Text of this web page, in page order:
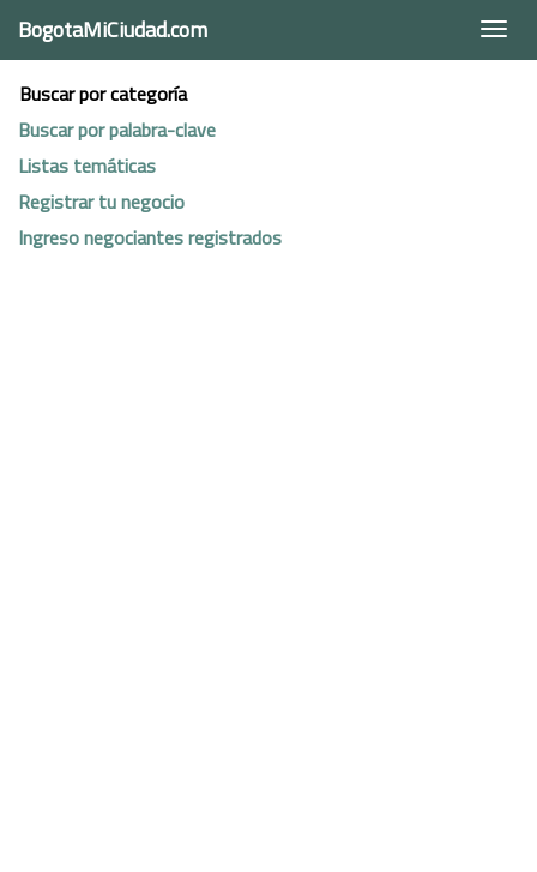
BogotaMiCiudad.com
Buscar por categoría
Buscar por palabra-clave
Listas temáticas
Registrar tu negocio
Ingreso negociantes registrados